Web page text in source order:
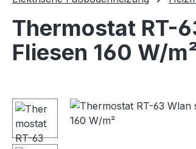
Thermostat RT-
Fliesen 160 W/
Bildergalerie überspringen